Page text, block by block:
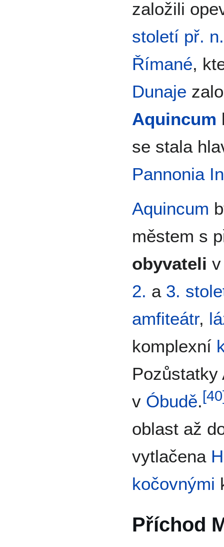
založili
století př.
Římané,
Dunaje
Aquincum
se stala
Pannonia
Aquincum
městem s
obyvateli
2. a 3.
amfiteátr,
komplexní
Pozůstatky
v Óbudě.[40
oblast až
vytlačena
kočovnými
Příchod